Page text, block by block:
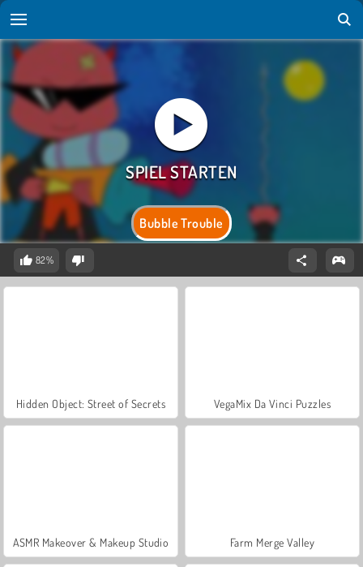
Bubble Trouble
82%
Hidden Object: Street of Secrets VegaMix Da Vinci Puzzles
ASMR Makeover & Makeup Studio Farm Merge Valley